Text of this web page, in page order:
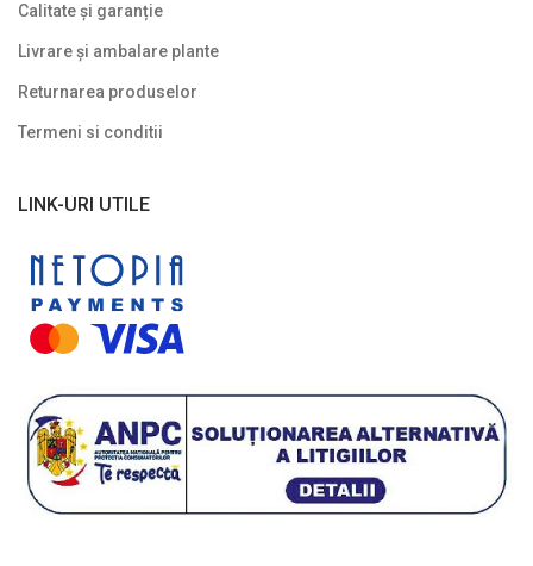
Calitate și garanție
Livrare și ambalare plante
Returnarea produselor
Termeni si conditii
LINK-URI UTILE